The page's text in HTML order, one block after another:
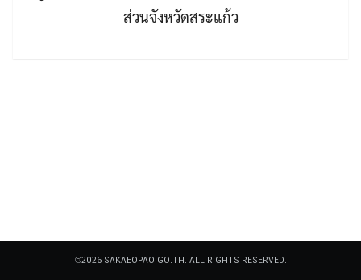
ส่วนจังหวัดสระแก้ว
©2026 SAKAEOPAO.GO.TH. ALL RIGHTS RESERVED.